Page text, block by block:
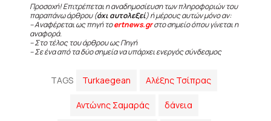
Προσοχή! Επιτρέπεται η αναδημοσίευση των πληροφοριών του
παραπάνω άρθρου (όχι αυτολεξεί) ή μέρους αυτών μόνο αν:
– Αναφέρεται ως πηγή τοertnews.grστο σημείο όπου γίνεται η
αναφορά.
– Στο τέλος του άρθρου ως Πηγή
– Σε ένα από τα δύο σημεία να υπάρχει ενεργός σύνδεσμος
TAGS Turkaegean Αλέξης Τσίπρας
Αντώνης Σαμαράς δάνεια